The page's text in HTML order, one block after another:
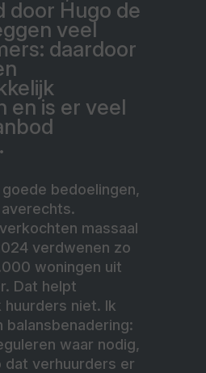
door Hugo de
veel
daardoor
en is er veel
bedoelingen,
massaal
verdwenen zo
woningen uit
Dat helpt
huurders niet. Ik
balansbenadering:
waar nodig,
dat verhuurders er